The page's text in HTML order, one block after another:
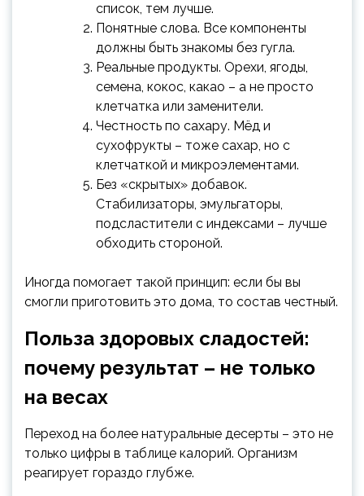
список, тем лучше.
Понятные слова. Все компоненты
должны быть знакомы без гугла.
Реальные продукты. Орехи, ягоды,
семена, кокос, какао – а не просто
клетчатка или заменители.
Честность по сахару. Мёд и
сухофрукты – тоже сахар, но с
клетчаткой и микроэлементами.
Без «скрытых» добавок.
Стабилизаторы, эмульгаторы,
подсластители с индексами – лучше
обходить стороной.
Иногда помогает такой принцип: если бы вы
смогли приготовить это дома, то состав честный.
Польза здоровых сладостей:
почему результат – не только
на весах
Переход на более натуральные десерты – это не
только цифры в таблице калорий. Организм
реагирует гораздо глубже.